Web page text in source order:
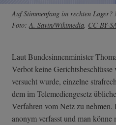
Auf Stimmenfang im rechten
Foto:A. Savin/Wikimedia, CC BY-
Laut Bundesinnenminister
Verbot keine Gerichtsbeschlüsse
versucht wurde, einzelne
dem im Telemediengesetz
Verfahren vom Netz zu
anonym verfasst und man könne